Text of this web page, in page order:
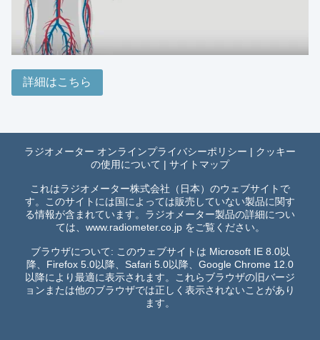
詳細はこちら
ラジオメーター オンラインプライバシーポリシー | クッキー
の使用について | サイトマップ
これはラジオメーター株式会社（日本）のウェブサイトで
す。このサイトには国によっては販売していない製品に関す
る情報が含まれています。ラジオメーター製品の詳細につい
ては、 www.radiometer.co.jpをご覧ください。
ブラウザについて: このウェブサイトは Microsoft IE 8.0以
降、Firefox 5.0以降、Safari 5.0以降、Google Chrome 12.0
以降により最適に表示されます。これらブラウザの旧バージ
ョンまたは他のブラウザでは正しく表示されないことがあり
ます。